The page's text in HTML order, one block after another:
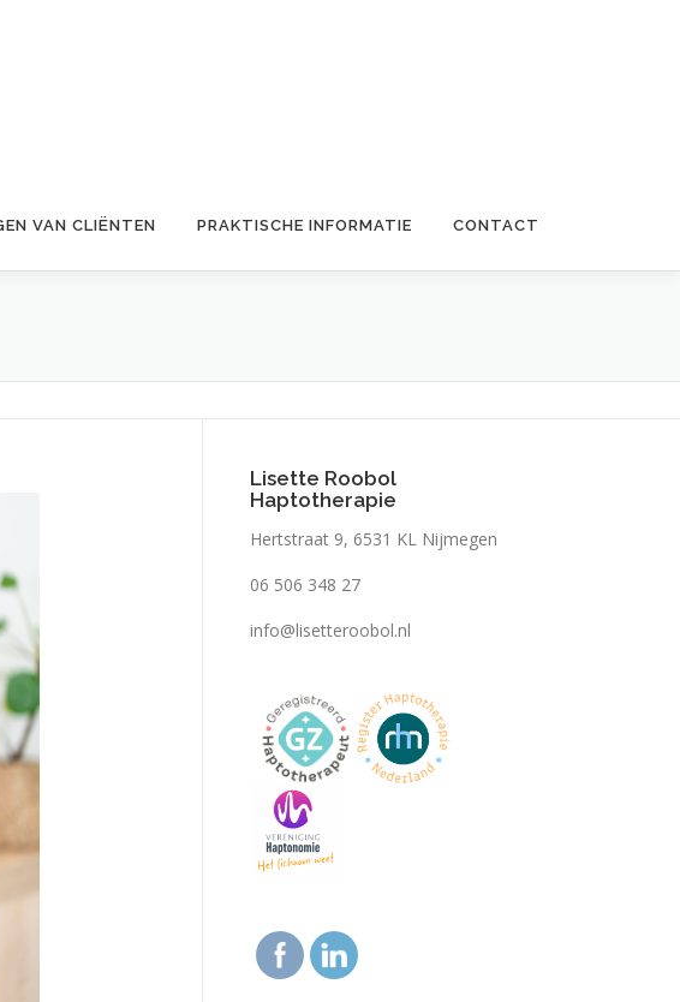
VAN CLIËNTEN PRAKTISCHE INFORMATIE CONTACT
Lisette Roobol
Haptotherapie
Hertstraat 9, 6531 KL Nijmegen
06 506 348 27
info@lisetteroobol.nl